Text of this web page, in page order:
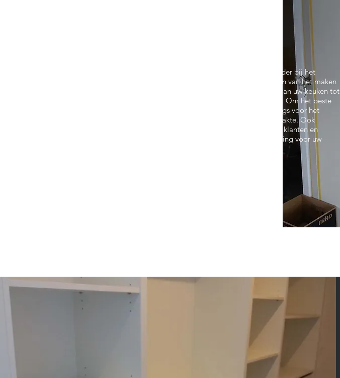
De focus van Interieur Lootens ligt in het bijzonder bij het
Dit kan gaan van het maken
van een keukenkast die perfect past bij de rest van uw keuken tot
. Om het beste
resultaat te garanderen, komen we hiervoor langs voor het
opmeten van de ruimte en beschikbare oppervlakte. Ook
luisteren we aandachtig naar de wensen van de klanten en
zoeken we naar een passende praktische oplossing voor uw